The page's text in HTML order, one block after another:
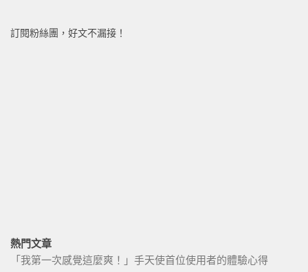
訂閱粉絲團，好文不漏接！
熱門文章
「我第一次感覺這麼爽！」手天使首位使用者的體驗心得